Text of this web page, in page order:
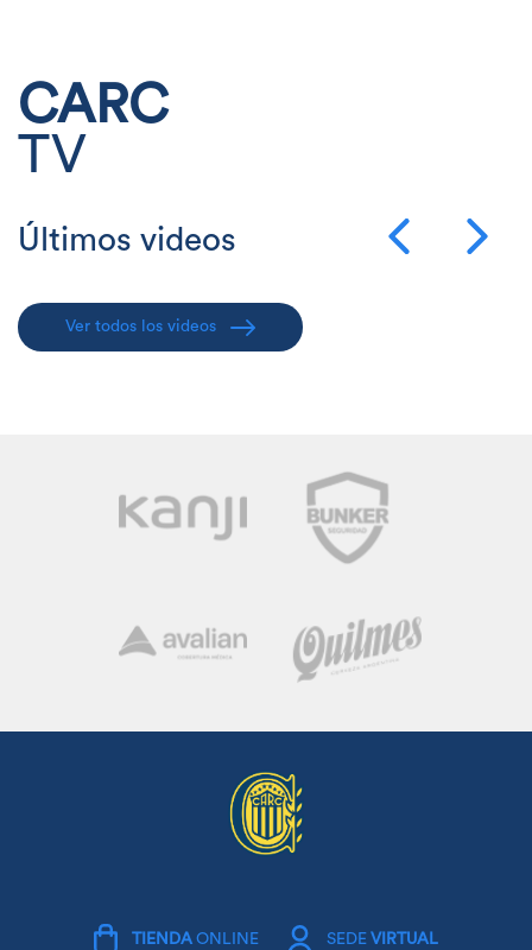
CARC
TV
Últimos videos
Ver todos los videos
TIENDA ONLINE SEDE VIRTUAL